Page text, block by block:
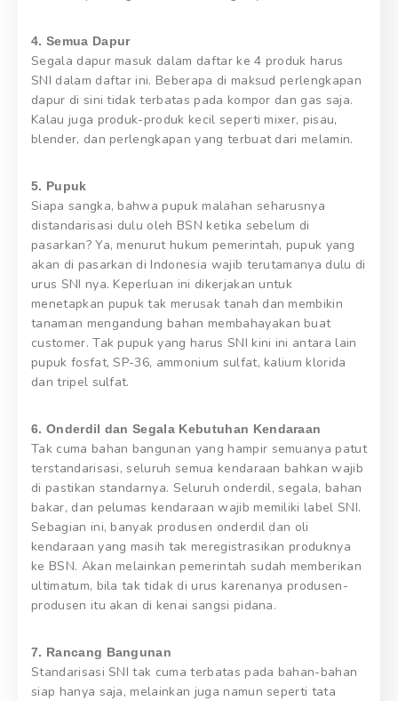
4. Semua Dapur
Segala dapur masuk dalam daftar ke 4 produk harus
SNI dalam daftar ini. Beberapa di maksud perlengkapan
dapur di sini tidak terbatas pada kompor dan gas saja.
Kalau juga produk-produk kecil seperti mixer, pisau,
blender, dan perlengkapan yang terbuat dari melamin.
5. Pupuk
Siapa sangka, bahwa pupuk malahan seharusnya
distandarisasi dulu oleh BSN ketika sebelum di
pasarkan? Ya, menurut hukum pemerintah, pupuk yang
akan di pasarkan di Indonesia wajib terutamanya dulu di
urus SNI nya. Keperluan ini dikerjakan untuk
menetapkan pupuk tak merusak tanah dan membikin
tanaman mengandung bahan membahayakan buat
customer. Tak pupuk yang harus SNI kini ini antara lain
pupuk fosfat, SP-36, ammonium sulfat, kalium klorida
dan tripel sulfat.
6. Onderdil dan Segala Kebutuhan Kendaraan
Tak cuma bahan bangunan yang hampir semuanya patut
terstandarisasi, seluruh semua kendaraan bahkan wajib
di pastikan standarnya. Seluruh onderdil, segala, bahan
bakar, dan pelumas kendaraan wajib memiliki label SNI.
Sebagian ini, banyak produsen onderdil dan oli
kendaraan yang masih tak meregistrasikan produknya
ke BSN. Akan melainkan pemerintah sudah memberikan
ultimatum, bila tak tidak di urus karenanya produsen-
produsen itu akan di kenai sangsi pidana.
7. Rancang Bangunan
Standarisasi SNI tak cuma terbatas pada bahan-bahan
siap hanya saja, melainkan juga namun seperti tata